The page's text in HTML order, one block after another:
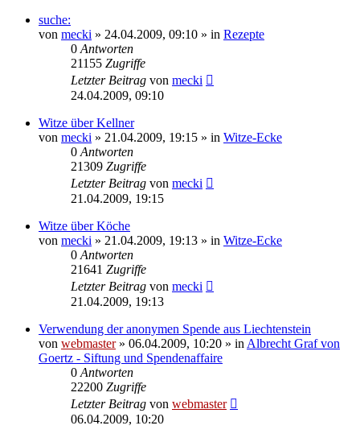
suche:
von mecki » 24.04.2009, 09:10 » in Rezepte
0 Antworten
21155 Zugriffe
Letzter Beitrag von mecki
24.04.2009, 09:10
Witze über Kellner
von mecki » 21.04.2009, 19:15 » in Witze-Ecke
0 Antworten
21309 Zugriffe
Letzter Beitrag von mecki
21.04.2009, 19:15
Witze über Köche
von mecki » 21.04.2009, 19:13 » in Witze-Ecke
0 Antworten
21641 Zugriffe
Letzter Beitrag von mecki
21.04.2009, 19:13
Verwendung der anonymen Spende aus Liechtenstein
von webmaster» 06.04.2009, 10:20 » in Albrecht Graf von
Goertz - Siftung und Spendenaffaire
0 Antworten
22200 Zugriffe
Letzter Beitrag von webmaster
06.04.2009, 10:20